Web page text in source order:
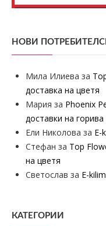
НОВИ
Мила Илиева за
доставка на цветя
Мария за Phoenix
доставки на горива
Ели Николова за E-
Стефан за Top
на цветя
Светослав за E-
КАТЕГОРИИ